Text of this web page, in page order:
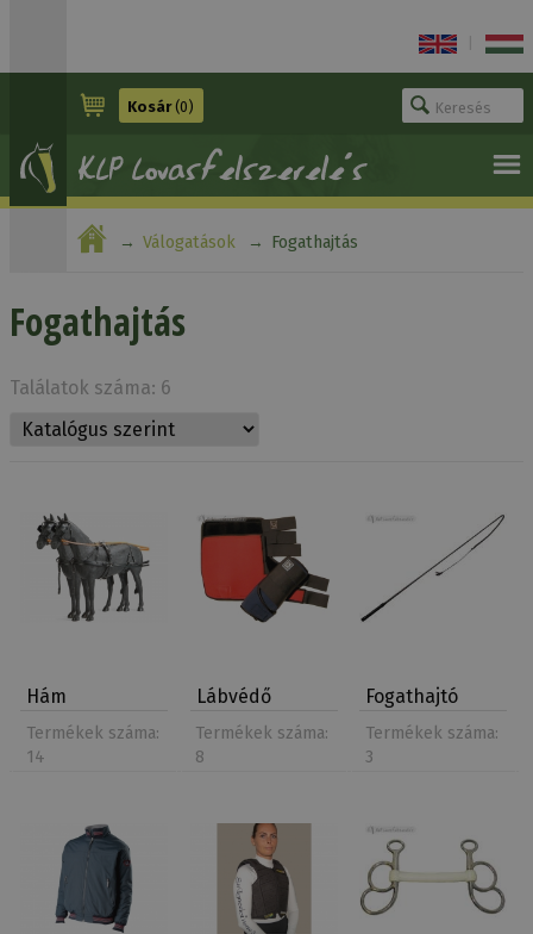
Kosár(0)
Válogatások Fogathajtás
Fogathajtás
Találatok száma: 6
Hám
fogathajtáshoz
Termékek száma:
14
Lábvédő
fogathajtás…
Termékek száma:
8
Fogathajtó
ostor és…
Termékek száma:
3